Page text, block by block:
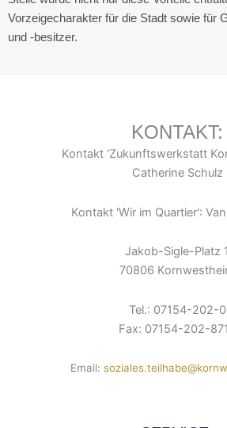
Vorzeigecharakter für die Stadt sowie für
und -besitzer.
KONTAKT:
Kontakt 'Zukunftswerkstatt
Catherine Schulz
Kontakt 'Wir im Quartier':
Jakob-Sigle-Platz 1
70806
Tel.: 07154-202-0
Fax: 07154-202-
Email: